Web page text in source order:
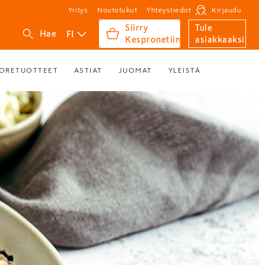
Yritys Noutotukut Yhteystiedot Kirjaudu
Hae FI
Siirry
Kespronetiin
Tule
asiakkaaksi
ASTIAT JUOMAT YLEISTÄ